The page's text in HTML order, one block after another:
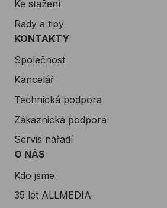
Ke stažení
Rady a tipy
KONTAKTY
Společnost
Kancelář
Technická podpora
Zákaznická podpora
Servis nářadí
O NÁS
Kdo jsme
35 let ALLMEDIA